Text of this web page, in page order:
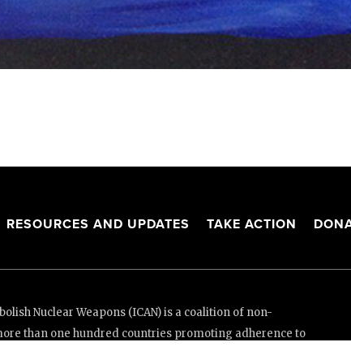
RESOURCES AND UPDATES TAKE ACTION
Nuclear Weapons (ICAN) is a coalition of non-
than one hundred countries promoting adherence to